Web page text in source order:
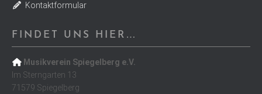
Kontaktformular
FINDET UNS HIER…
Musikverein Spiegelberg e.V.
Im Sterngarten 13
71579 Spiegelberg